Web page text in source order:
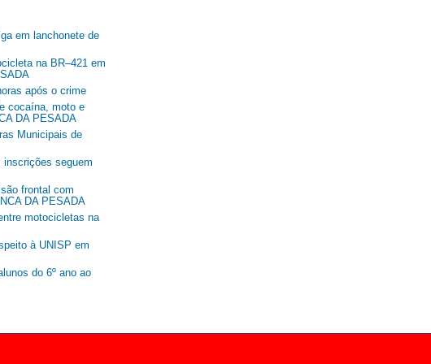
em lanchonete de
na BR–421 em
após o crime
cocaína, moto e
DA PESADA
Municipais de
inscrições seguem
frontal com
DA PESADA
motocicletas na
à UNISP em
do 6º ano ao